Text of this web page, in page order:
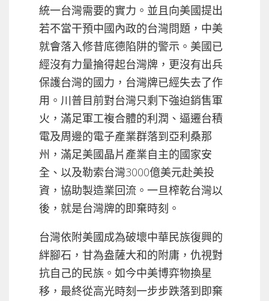
統一台灣需要的實力。並且向美國提出
若不當干預中國內政的台灣問題，中美
就會落入修昔底德陷阱的警示。美國已
經沒有力量掄得起台灣牌，更沒有出兵
保護台灣的國力，台灣牌已經失去了作
用。川普目前對台灣只剩下強迫銷售軍
火，滿足軍工複合體的利潤、逼遷台積
電及周邊的電子產業群落到亞利桑那
州，滿足美國晶片產業自主的國家安
全、以及勒索台灣3000億美元赴美投
資，協助製造業回流。一旦榨乾台灣以
後，就是台灣牌的即棄時刻。
台灣依附美國成為破壞中華民族復興的
絆腳石，甘為盎薩大和的附庸，仇視對
抗自己的民族。如今中美博弈物換星
移，最終從高光時刻一步步跌落到即棄